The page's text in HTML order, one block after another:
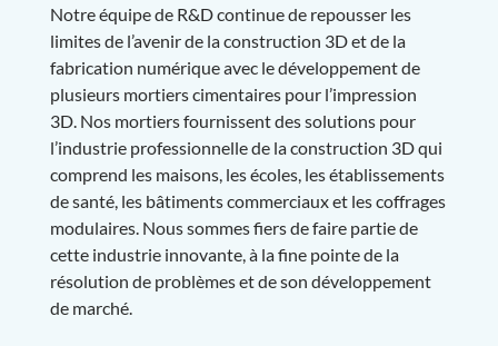
Notre équipe de R&D continue de repousser les
limites de l’avenir de la construction 3D et de la
fabrication numérique avec le développement de
plusieurs mortiers cimentaires pour l’impression
3D. Nos mortiers fournissent des solutions pour
l’industrie professionnelle de la construction 3D qui
comprend les maisons, les écoles, les établissements
de santé, les bâtiments commerciaux et les coffrages
modulaires. Nous sommes fiers de faire partie de
cette industrie innovante, à la fine pointe de la
résolution de problèmes et de son développement
de marché.